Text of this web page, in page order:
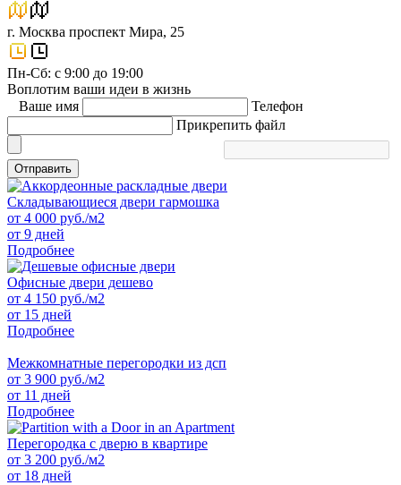
г. Москва проспект Мира, 25
Пн-Сб: с 9:00 до 19:00
Воплотим ваши идеи в жизнь
Ваше имя
Телефон
Прикрепить файл
Отправить
Складывающиеся двери гармошка
от 4 000 руб./м2
от 9 дней
Подробнее
Офисные двери дешево
от 4 150 руб./м2
от 15 дней
Подробнее
Межкомнатные перегородки из дсп
от 3 900 руб./м2
от 11 дней
Подробнее
Перегородка с дверю в квартире
от 3 200 руб./м2
от 18 дней